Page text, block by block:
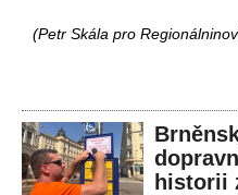
(Petr Skála pro
historii